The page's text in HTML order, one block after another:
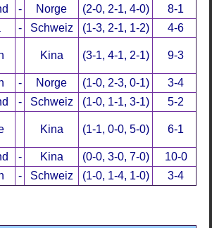
- Norge (2-0, 2-1, 4-0)
8-1
- Schweiz (1-3, 2-1, 1-2)
4-6
Kina (3-1, 4-1, 2-1) 9-3
- Norge (1-0, 2-3, 0-1)
3-4
- Schweiz (1-0, 1-1, 3-1)
5-2
Kina (1-1, 0-0, 5-0) 6-1
- Kina (0-0, 3-0, 7-0)
10-0
- Schweiz (1-0, 1-4, 1-0) 3-4